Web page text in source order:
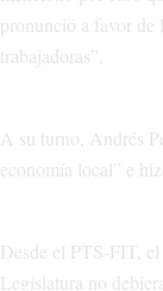
pronunció a favor
trabajadoras”.
A su turno, Andrés
economía local” e
Desde el PTS-FIT,
Legislatura no